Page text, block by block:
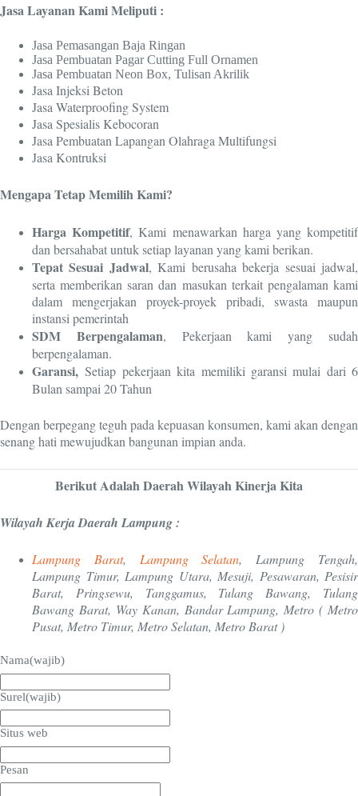
Jasa Layanan Kami Meliputi :
Jasa Pemasangan Baja Ringan
Jasa Pembuatan Pagar Cutting Full Ornamen
Jasa Pembuatan Neon Box, Tulisan Akrilik
Jasa Injeksi Beton
Jasa Waterproofing System
Jasa Spesialis Kebocoran
Jasa Pembuatan Lapangan Olahraga Multifungsi
Jasa Kontruksi
Mengapa Tetap Memilih Kami?
Harga Kompetitif, Kami menawarkan harga yang kompetitif
dan bersahabat untuk setiap layanan yang kami berikan.
Tepat Sesuai Jadwal, Kami berusaha bekerja sesuai jadwal,
serta memberikan saran dan masukan terkait pengalaman kami
dalam mengerjakan proyek-proyek pribadi, swasta maupun
instansi pemerintah
SDM Berpengalaman, Pekerjaan kami yang sudah
berpengalaman.
Garansi,Setiap pekerjaan kita memiliki garansi mulai dari 6
Bulan sampai 20 Tahun
Dengan berpegang teguh pada kepuasan konsumen, kami akan dengan
senang hati mewujudkan bangunan impian anda.
Berikut Adalah Daerah Wilayah Kinerja Kita
Wilayah Kerja Daerah Lampung :
Lampung Barat, Lampung Selatan, Lampung Tengah,
Lampung Timur, Lampung Utara, Mesuji, Pesawaran, Pesisir
Barat, Pringsewu, Tanggamus, Tulang Bawang, Tulang
Bawang Barat, Way Kanan, Bandar Lampung, Metro ( Metro
Pusat, Metro Timur, Metro Selatan, Metro Barat )
Nama(wajib)
Surel(wajib)
Situs web
Pesan